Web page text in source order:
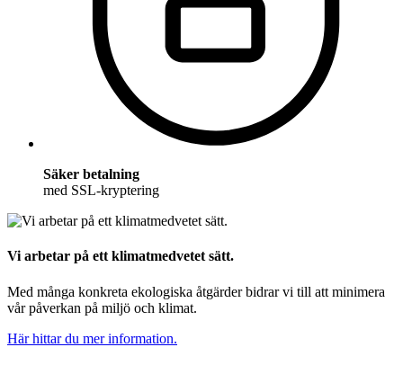
Säker betalning
med SSL-kryptering
Vi arbetar på ett klimatmedvetet sätt.
Med många konkreta ekologiska åtgärder bidrar vi till att minimera
vår påverkan på miljö och klimat.
Här hittar du mer information.